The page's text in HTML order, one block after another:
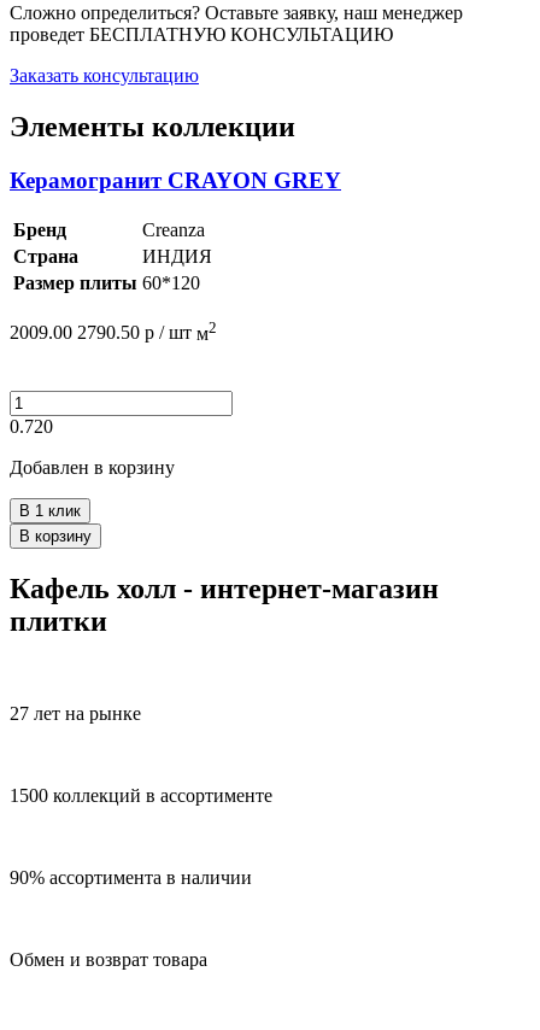
Сложно определиться? Оставьте заявку, наш менеджер
проведет БЕСПЛАТНУЮ КОНСУЛЬТАЦИЮ
Заказать консультацию
Элементы коллекции
Керамогранит CRAYON GREY
Бренд
Creanza
Страна
ИНДИЯ
Размер плиты 60*120
2009.00 2790.50 р / шт м2
0.720
Добавлен в корзину
В 1 клик
В корзину
Кафель холл - интернет-магазин
плитки
27 лет на рынке
1500 коллекций в ассортименте
90% ассортимента в наличии
Обмен и возврат товара